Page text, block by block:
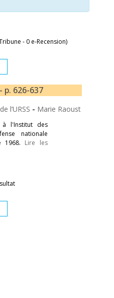
- 0 e-Recension)
p. 626-637
l’URSS - Marie Raoust
à l'Institut des
nationale
1968. Lire les